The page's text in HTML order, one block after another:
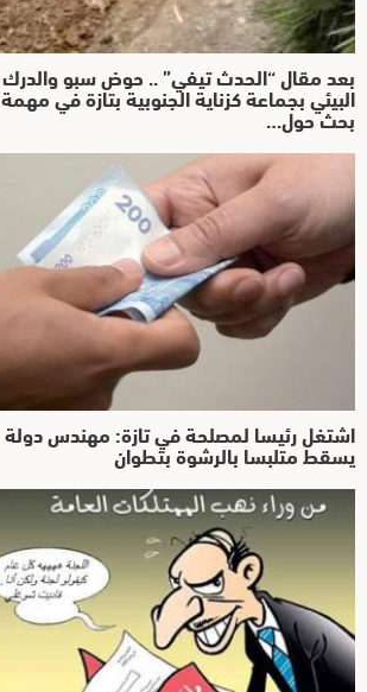
بعد مقال “الحدث تيفي” .. حوض سبو والدرك
البيئي بجماعة كزناية الجنوبية بتازة في مهمة
بحث حول…
اشتغل رئيسا لمصلحة في تازة: مهندس دولة
يسقط متلبسا بالرشوة بتطوان